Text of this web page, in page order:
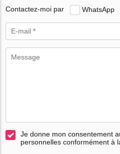
Contactez-moi par WhatsApp
Je donne mon consentement
personnelles conformément à